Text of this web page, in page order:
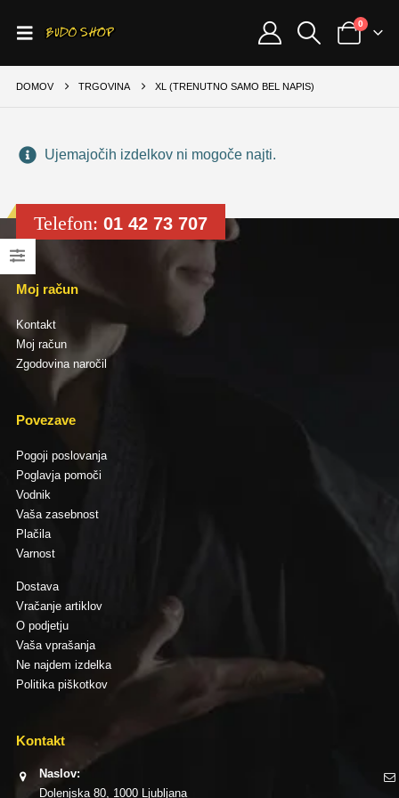
0
DOMOV TRGOVINA XL (TRENUTNO SAMO BEL NAPIS)
Ujemajočih izdelkov ni mogoče najti.
Telefon: 01 42 73 707
Moj račun
Kontakt
Moj račun
Zgodovina naročil
Povezave
Pogoji poslovanja
Poglavja pomoči
Vodnik
Vaša zasebnost
Plačila
Varnost
Dostava
Vračanje artiklov
O podjetju
Vaša vprašanja
Ne najdem izdelka
Politika piškotkov
Kontakt
Naslov:
Dolenjska 80, 1000 Ljubljana